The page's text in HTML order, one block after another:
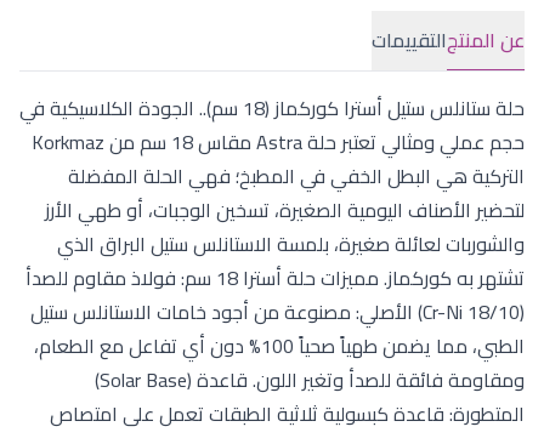
عن المنتجالتقييمات
حلة ستانلس ستيل أسترا كوركماز (18 سم).. الجودة الكلاسيكية في
حجم عملي ومثالي تعتبر حلة Astra مقاس 18 سم من Korkmaz
التركية هي البطل الخفي في المطبخ؛ فهي الحلة المفضلة
لتحضير الأصناف اليومية الصغيرة، تسخين الوجبات، أو طهي الأرز
والشوربات لعائلة صغيرة، بلمسة الاستانلس ستيل البراق الذي
تشتهر به كوركماز. مميزات حلة أسترا 18 سم: فولاذ مقاوم للصدأ
(Cr-Ni 18/10) الأصلي: مصنوعة من أجود خامات الاستانلس ستيل
الطبي، مما يضمن طهياً صحياً 100% دون أي تفاعل مع الطعام،
ومقاومة فائقة للصدأ وتغير اللون. قاعدة (Solar Base)
المتطورة: قاعدة كبسولية ثلاثية الطبقات تعمل على امتصاص